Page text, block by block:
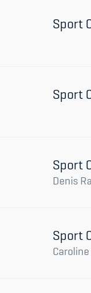
Sport
Sport
Sport
Denis
Sport